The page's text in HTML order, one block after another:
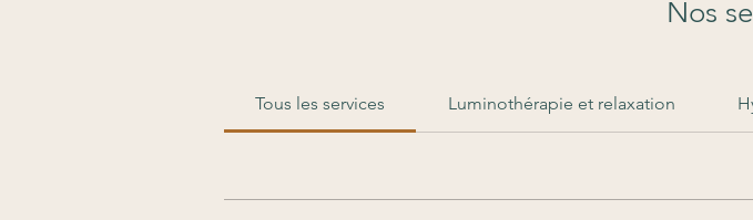
Nos
Tous les services Luminothérapie et relaxation